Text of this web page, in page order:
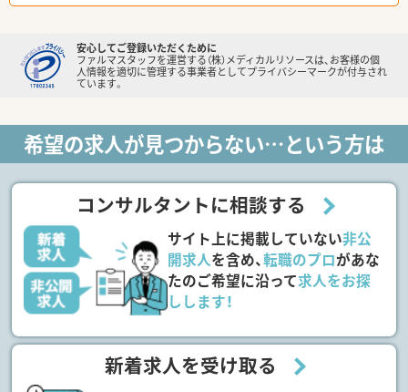
安心してご登録いただくために
ファルマスタッフを運営する（株）メディカルリソースは、お客様の個
人情報を適切に管理する事業者としてプライバシーマークが付与され
ています。
希望の求人が見つからない…という方は
コンサルタントに相談する
サイト上に掲載していない非公
開求人を含め、転職のプロがあな
たのご希望に沿って求人をお探
しします！
新着求人を受け取る